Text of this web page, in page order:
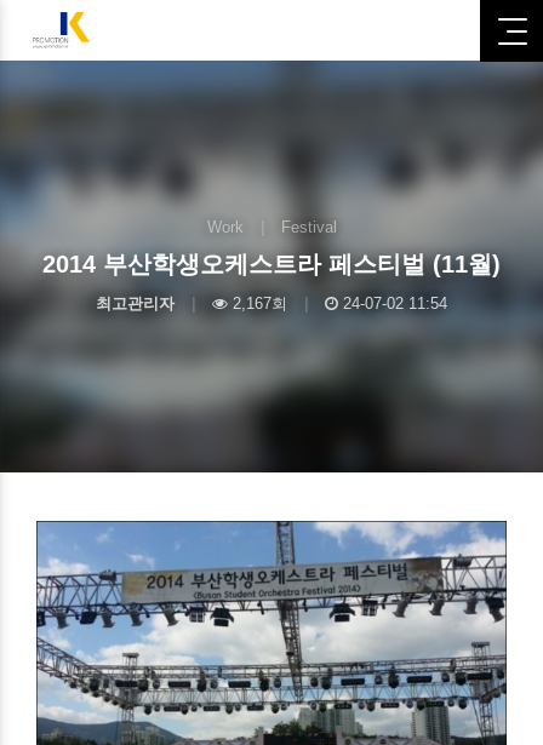
Work Festival
2014 부산학생오케스트라 페스티벌 (11월)
최고관리자 2,167회 24-07-02 11:54